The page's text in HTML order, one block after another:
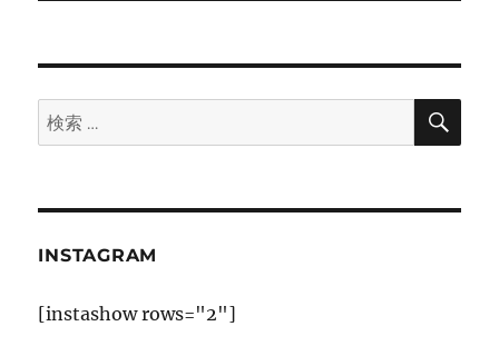
ン
投
検
索:
検
INSTAGRAM
[instashow rows="2"]